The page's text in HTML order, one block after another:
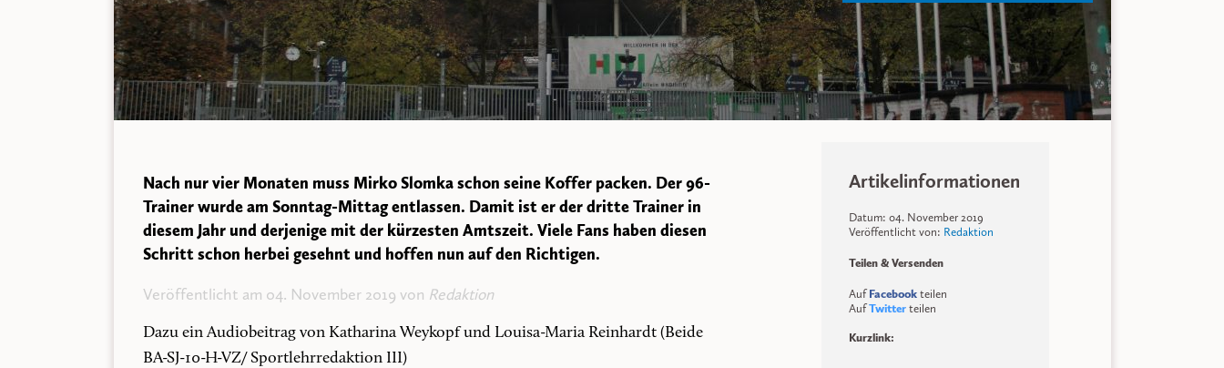
Nach nur vier Monaten muss Mirko Slomka schon seine Koffer packen. Der 96-
Trainer wurde am Sonntag-Mittag entlassen. Damit ist er der dritte Trainer in
diesem Jahr und derjenige mit der kürzesten Amtszeit. Viele Fans haben diesen
Schritt schon herbei gesehnt und hoffen nun auf den Richtigen.
Veröffentlicht am 04. November 2019 von Redaktion
Dazu ein Audiobeitrag von Katharina Weykopf und Louisa-Maria Reinhardt (Beide
BA-SJ-10-H-VZ/ Sportlehrredaktion III)
Artikelinformationen
Datum: 04. November 2019
Veröffentlicht von: Redaktion
Teilen & Versenden
AufFacebookteilen
AufTwitterteilen
Kurzlink: